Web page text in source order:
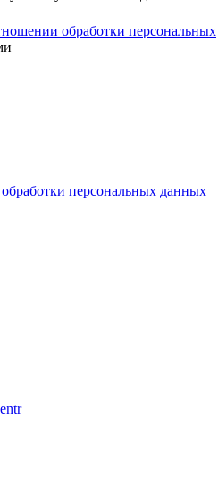
обработки персональных
персональных данных